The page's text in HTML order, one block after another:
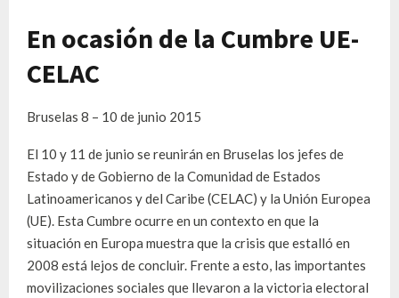
En ocasión de la Cumbre UE-
CELAC
Bruselas 8 – 10 de junio 2015
El 10 y 11 de junio se reunirán en Bruselas los jefes de
Estado y de Gobierno de la Comunidad de Estados
Latinoamericanos y del Caribe (CELAC) y la Unión Europea
(UE). Esta Cumbre ocurre en un contexto en que la
situación en Europa muestra que la crisis que estalló en
2008 está lejos de concluir. Frente a esto, las importantes
movilizaciones sociales que llevaron a la victoria electoral